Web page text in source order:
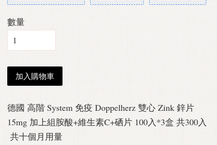
數量
加入購物車
德國 高階 System 免疫 Doppelherz 雙心 Zink 鋅片
15mg 加上組胺酸+維生素C+硒片 100入*3盒 共300入
共十個月用量